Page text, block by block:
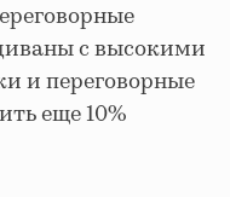
с высокими
и переговорные
еще 10%